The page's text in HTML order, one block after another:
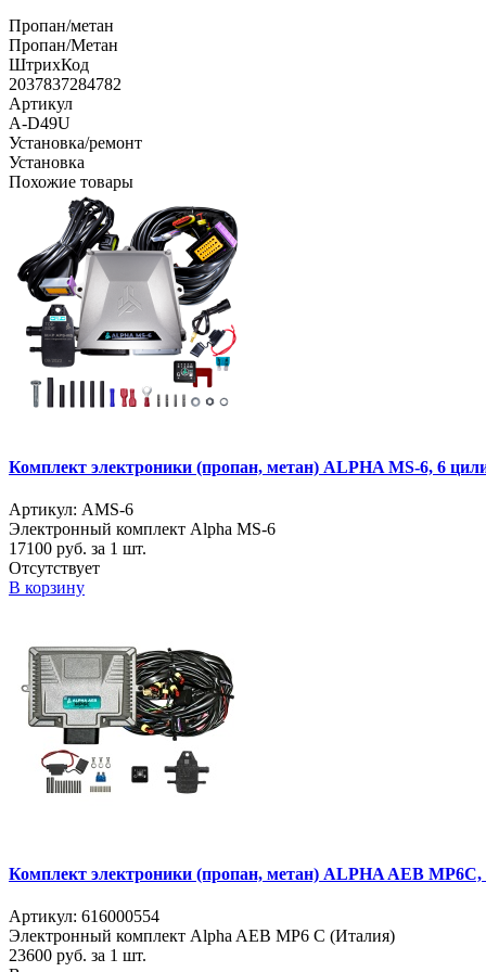
Пропан/метан
Пропан/Метан
ШтрихКод
2037837284782
Артикул
A-D49U
Установка/ремонт
Установка
Похожие товары
Комплект электроники (пропан, метан) ALPHA MS-6, 6
Артикул: AMS-6
Электронный комплект Alpha MS-6
17100 руб. за 1 шт.
Отсутствует
В корзину
Комплект электроники (пропан, метан) ALPHA AEB
Артикул: 616000554
Электронный комплект Alpha AEB MP6 C (Италия)
23600 руб. за 1 шт.